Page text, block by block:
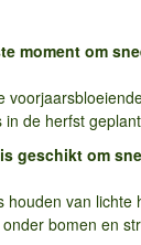
moment om
in de herfst
geschikt om
houden van lichte
bomen en